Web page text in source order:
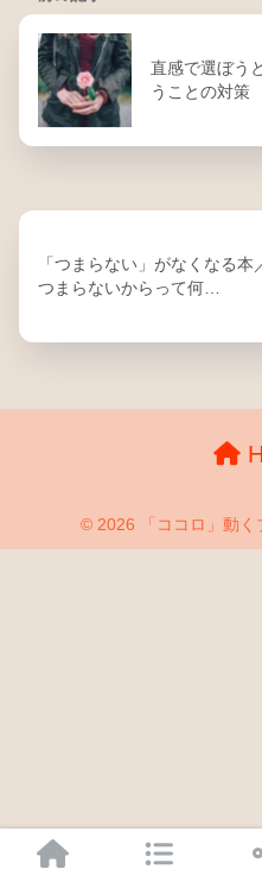
直感で選ぼう
うことの対策
「つまらない」がなくなる本
つまらないからって何…
© 2026 「ココロ」動く